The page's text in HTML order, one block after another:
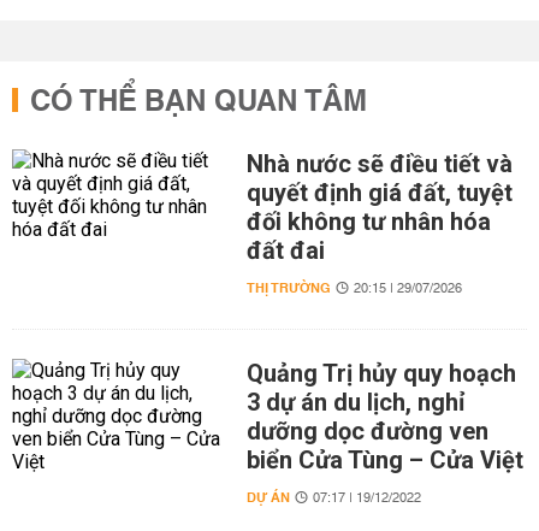
CÓ THỂ BẠN QUAN TÂM
Nhà nước sẽ điều tiết và
quyết định giá đất, tuyệt
đối không tư nhân hóa
đất đai
THỊ TRƯỜNG 20:15 | 29/07/2026
Quảng Trị hủy quy hoạch
3 dự án du lịch, nghỉ
dưỡng dọc đường ven
biển Cửa Tùng – Cửa Việt
DỰ ÁN 07:17 | 19/12/2022